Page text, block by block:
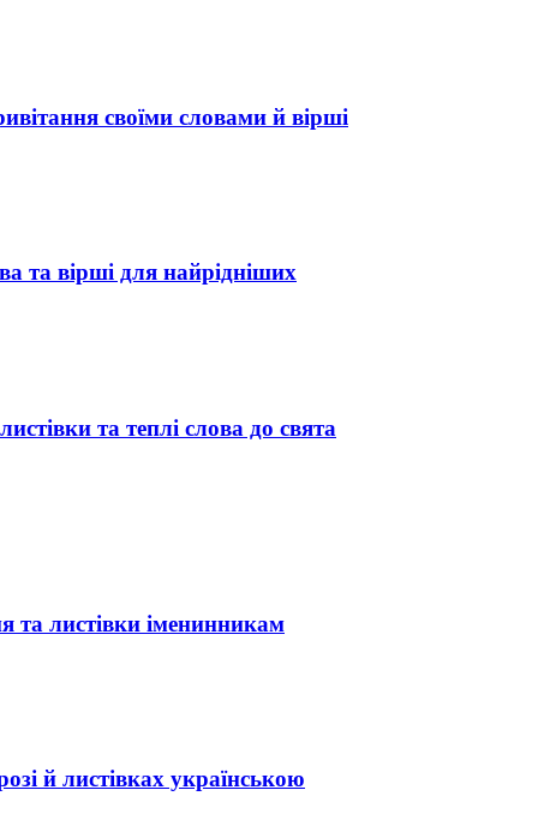
своїми словами й вірші
та вірші для найрідніших
та теплі слова до свята
та листівки іменинникам
й листівках українською